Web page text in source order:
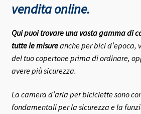
vendita online.
Qui puoi trovare una vasta gamma di
tutte le misureanche per bici d’epoca,
del tuo copertone prima di ordinare,
avere più sicurezza.
La camera d’aria per biciclette sono
fondamentali per la sicurezza e la